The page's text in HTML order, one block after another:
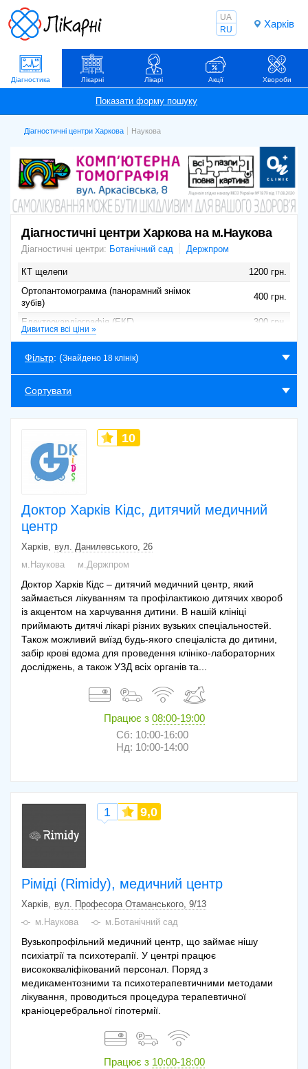
Харків
UA
RU
Діагностика Лікарні Лікарі Акції Хвороби
Діагностичні центри Харкова Наукова
Діагностичні центри Харкова на м.Наукова
Діагностичні центри: Ботанічний сад Держпром
КТ щелепи
1200 грн.
Ортопантомограмма (панорамний знімок
зубів)
400 грн.
Електрокардіографія (ЕКГ)
300 грн.
Кольпоскопія
600 грн.
УЗД органів малого тазу
600 грн.
кінцівок
420 грн.
Дивитися всі ціни »
Фільтр: (Знайдено 18 клінік)
Сортувати
Доктор Харків Кідс, дитячий медичний
центр
10
Харків
вул. Данилевського, 26
м.Наукова
м.Держпром
Доктор Харків Кідс – дитячий медичний центр, який
займається лікуванням та профілактикою дитячих хвороб
із акцентом на харчування дитини. В нашій клініці
приймають дитячі лікарі різних вузьких спеціальностей.
Також можливий виїзд будь-якого спеціаліста до дитини,
забір крові вдома для проведення клініко-лабораторних
досліджень, а також УЗД всіх органів та...
Працює з 08:00-19:00
Сб: 10:00-16:00
Нд: 10:00-14:00
Ріміді (Rimidy), медичний центр
1 9,0
Харків
вул. Професора Отаманського, 9/13
м.Наукова
м.Ботанічний сад
Вузькопрофільний медичний центр, що займає нішу
психіатрії та психотерапії. У центрі працює
висококваліфікований персонал. Поряд з
медикаментозними та психотерапевтичними методами
лікування, проводиться процедура терапевтичної
краніоцеребральної гіпотермії.
Працює з 10:00-18:00